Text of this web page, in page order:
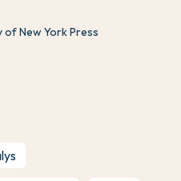
New York Press